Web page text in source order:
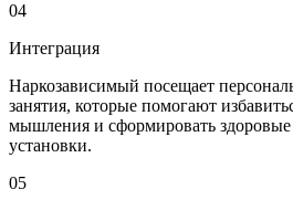
04
Интеграция
Наркозависимый посещает
занятия, которые помогают
мышления и сформировать здоровые
установки.
05